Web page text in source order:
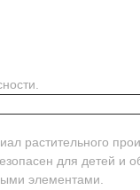
растительного
для детей и
элементами.